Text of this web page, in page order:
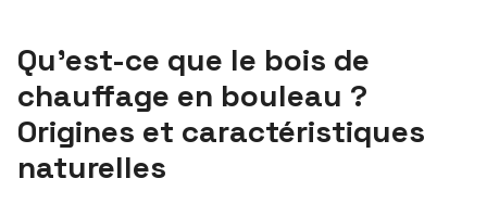
Qu’est-ce que le bois de
chauffage en bouleau ?
Origines et caractéristiques
naturelles